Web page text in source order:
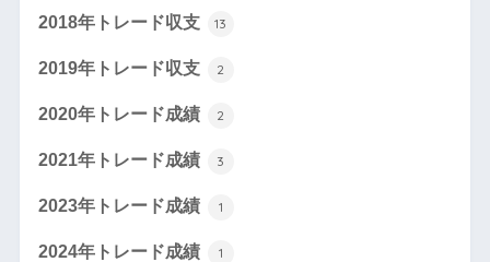
2018年トレード収支 13
2019年トレード収支 2
2020年トレード成績 2
2021年トレード成績 3
2023年トレード成績 1
2024年トレード成績 1